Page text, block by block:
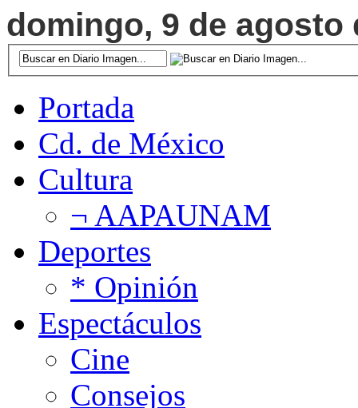
domingo, 9 de agosto
Portada
Cd. de México
Cultura
¬ AAPAUNAM
Deportes
* Opinión
Espectáculos
Cine
Consejos